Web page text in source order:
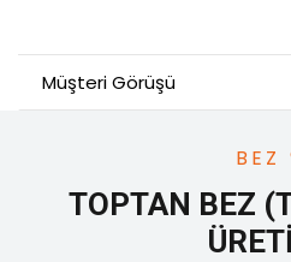
Müşteri Görüşü
BEZ
TOPTAN BEZ